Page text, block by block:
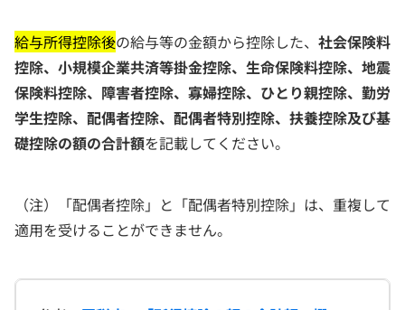
給与所得控除後の給与等の金額から控除した、 社会保険料
控除、小規模企業共済等掛金控除、生命保険料控除、地震
保険料控除、障害者控除、寡婦控除、ひとり親控除、勤労
学生控除、配偶者控除、配偶者特別控除、扶養控除及び基
礎控除の額の合計額を記載してください。
（注）「配偶者控除」と「配偶者特別控除」は、重複して
適用を受けることができません。